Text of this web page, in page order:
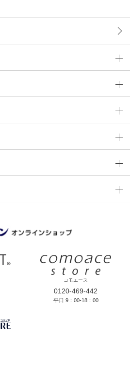
コモエース
0120-469-442
平日 9：00-18：00